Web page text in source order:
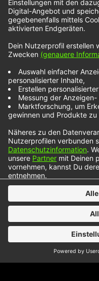
Max
More
Sowohl Max
begannen ihre
Germany“-Bühne.
sie sich das erste
schenken uns eine
den Sinn des
genau da, wo sie
Halbfinal-Bühne bei